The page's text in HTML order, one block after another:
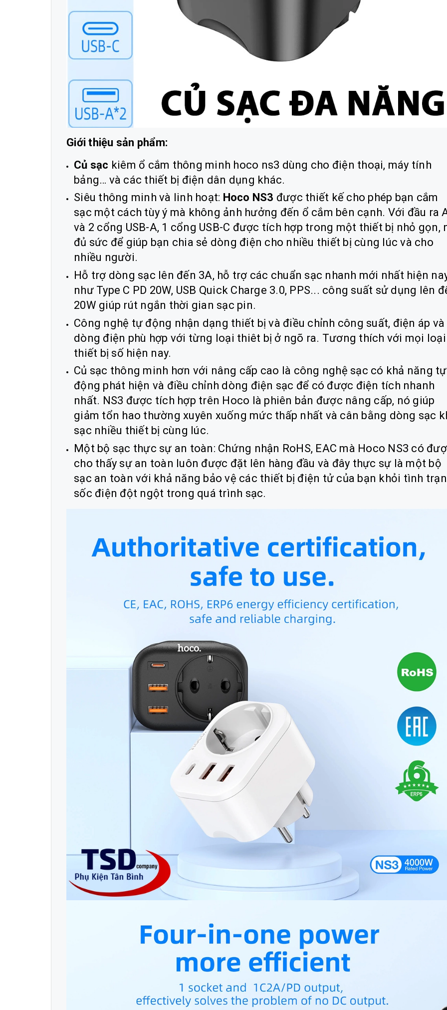
Giới thiệu sản phẩm:
Củ sạc kiêm ổ cắm thông minh hoco ns3 dùng cho điện thoại, máy tính
bảng… và các thiết bị điện dân dụng khác.
Siêu thông minh và linh hoạt: Hoco NS3 được thiết kế cho phép bạn cắm
sạc một cách tùy ý mà không ảnh hưởng đến ổ cắm bên cạnh. Với đầu ra
và 2 cổng USB-A, 1 cổng USB-C được tích hợp trong một thiết bị nhỏ gọn,
đủ sức để giúp bạn chia sẻ dòng điện cho nhiều thiết bị cùng lúc và cho
nhiều người.
Hỗ trợ dòng sạc lên đến 3A, hỗ trợ các chuẩn sạc nhanh mới nhất hiện
như Type C PD 20W, USB Quick Charge 3.0, PPS... công suất sử dụng lên
20W giúp rút ngắn thời gian sạc pin.
Công nghệ tự động nhận dạng thiết bị và điều chỉnh công suất, điện áp và
dòng điện phù hợp với từng loại thiêt bị ở ngõ ra. Tương thích với mọi loại
thiết bị số hiện nay.
Củ sạc thông minh hơn với nâng cấp cao là công nghệ sạc có khả năng tự
động phát hiện và điều chỉnh dòng điện sạc để có được điện tích nhanh
nhất. NS3 được tích hợp trên Hoco là phiên bản được nâng cấp, nó giúp
giảm tổn hao thường xuyên xuống mức thấp nhất và cân bằng dòng sạc
sạc nhiều thiết bị cùng lúc.
Một bộ sạc thực sự an toàn: Chứng nhận RoHS, EAC mà Hoco NS3 có
cho thấy sự an toàn luôn được đặt lên hàng đầu và đây thực sự là một bộ
sạc an toàn với khả năng bảo vệ các thiết bị điện tử của bạn khỏi tình
sốc điện đột ngột trong quá trình sạc.